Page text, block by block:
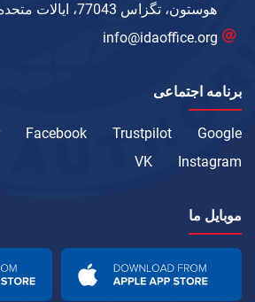
هوستون، تگزاس 77043، ایالات متحده آمریکا
info@idaoffice.org
برنامه اجتماعی
Google
Trustpilot
Facebook
Instagram
VK
موبایل ما